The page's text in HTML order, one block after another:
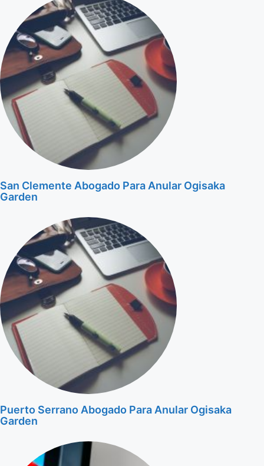
San Clemente Abogado Para Anular Ogisaka
Garden
Puerto Serrano Abogado Para Anular Ogisaka
Garden